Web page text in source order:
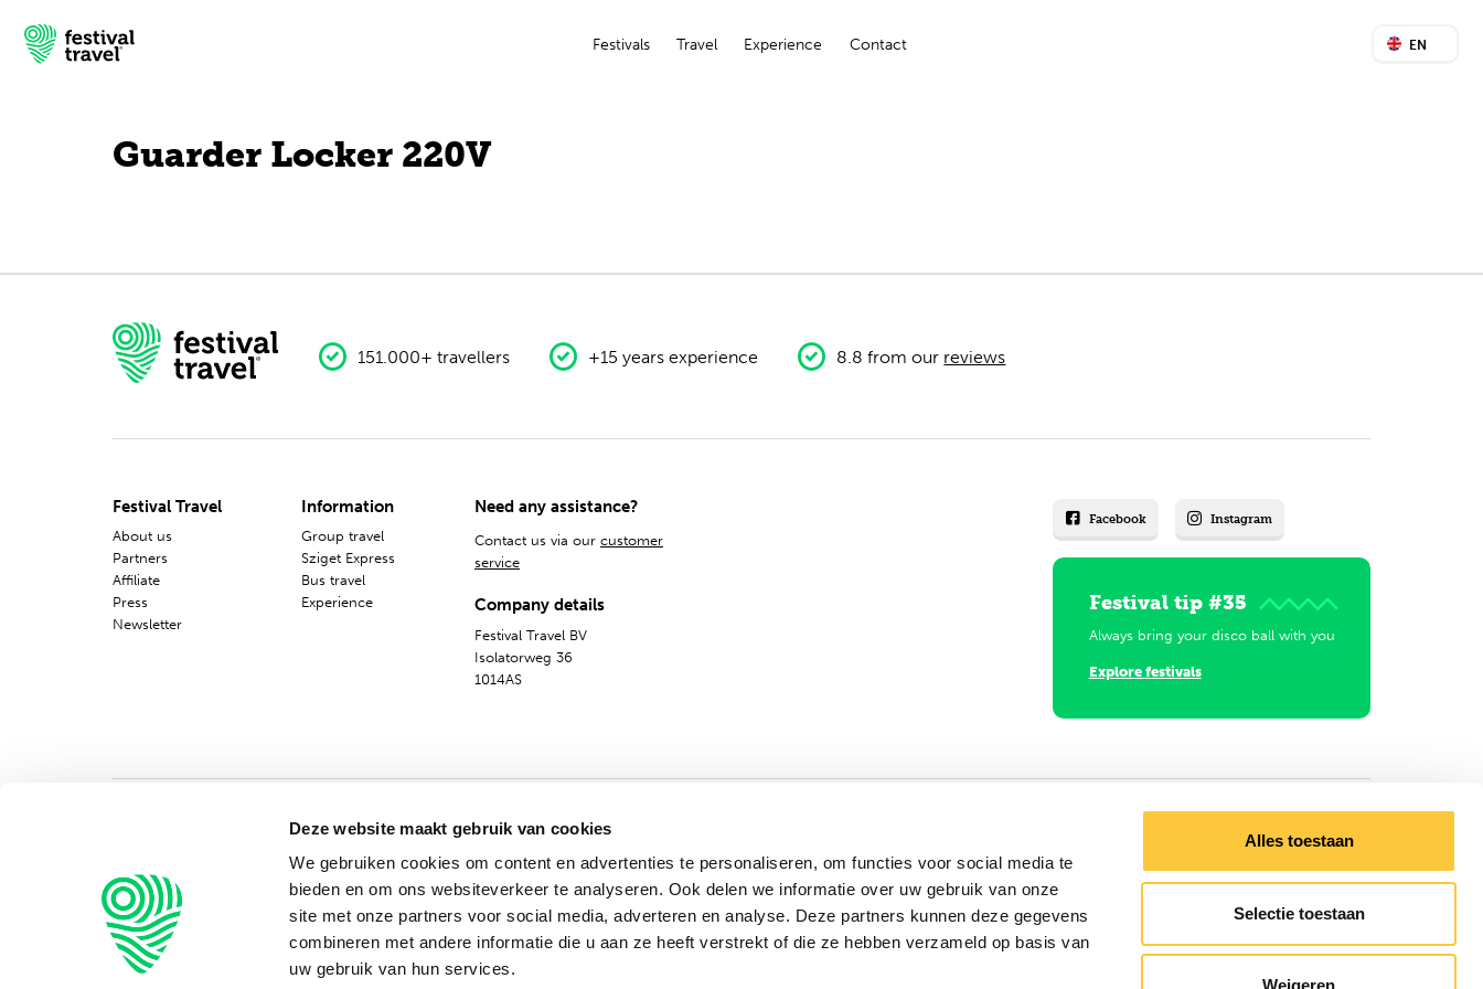
Deze website maakt gebruik van cookies
We gebruiken cookies om content en advertenties te personaliseren, om functies voor social media te
bieden en om ons websiteverkeer te analyseren. Ook delen we informatie over uw gebruik van onze
site met onze partners voor social media, adverteren en analyse. Deze partners kunnen deze gegevens
combineren met andere informatie die u aan ze heeft verstrekt of die ze hebben verzameld op basis van
uw gebruik van hun services.
Alles toestaan
Selectie toestaan
Weigeren
Festivals Travel Experience Contact EN
Contact
Guarder Locker 220V
151.000+ travellers +15 years experience 8.8 from our reviews
Festival Travel
About us
Partners
Affiliate
Press
Newsletter
Information
Group travel
Sziget Express
Bus travel
Experience
Need any assistance?
Contact us via our customer
service
Company details
Festival Travel BV
Isolatorweg 36
1014AS
Facebook Instagram
Festival tip #35
Always bring your disco ball with you
Explore festivals
General Terms
© 2009 - 2024 - Festival Travel B.V.